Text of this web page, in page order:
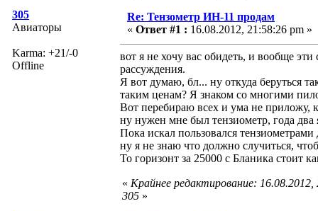
305
Авиаторы
Karma: +21/-0
Offline
Re: Тензометр ИН-11 продам
« Ответ #1 : 16.08.2012, 21:58:26 pm »
вот я не хочу вас обидеть, и вообще
рассуждения.
Я вот думаю, бл... ну откуда беруться
таким ценам? Я знаком со многими
Вот перебираю всех и ума не приложу,
ну нужен мне был тензиометр, года
Пока искал пользовался
ну я не знаю что должно случиться,
То горизонт за 25000 с Бланика стоит
« Крайнее редактирование:
305 »